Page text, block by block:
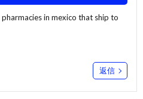
pharmacies in mexico that ship to
返信